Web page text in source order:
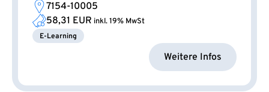
7154-10005
58,31 EUR inkl. 19% MwSt
E-Learning
Weitere Infos